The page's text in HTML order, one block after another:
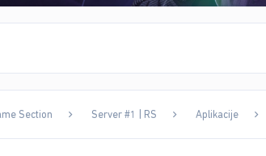
Section Server #1 | RS Aplikacije